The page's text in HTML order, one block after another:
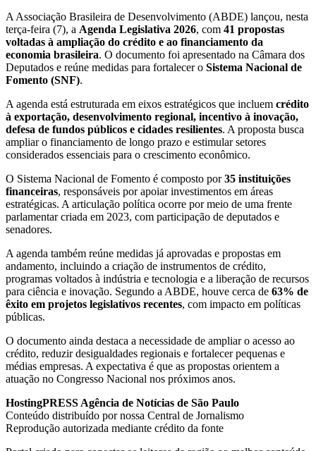
A Associação Brasileira de Desenvolvimento (ABDE) lançou, nesta
terça-feira (7), a Agenda Legislativa 2026, com 41 propostas
voltadas à ampliação do crédito e ao financiamento da
economia brasileira. O documento foi apresentado na Câmara dos
Deputados e reúne medidas para fortalecer o Sistema Nacional de
Fomento (SNF).
A agenda está estruturada em eixos estratégicos que incluem crédito
à exportação, desenvolvimento regional, incentivo à inovação,
defesa de fundos públicos e cidades resilientes. A proposta busca
ampliar o financiamento de longo prazo e estimular setores
considerados essenciais para o crescimento econômico.
O Sistema Nacional de Fomento é composto por35 instituições
financeiras, responsáveis por apoiar investimentos em áreas
estratégicas. A articulação política ocorre por meio de uma frente
parlamentar criada em 2023, com participação de deputados e
senadores.
A agenda também reúne medidas já aprovadas e propostas em
andamento, incluindo a criação de instrumentos de crédito,
programas voltados à indústria e tecnologia e a liberação de recursos
para ciência e inovação. Segundo a ABDE, houve cerca de 63% de
êxito em projetos legislativos recentes, com impacto em políticas
públicas.
O documento ainda destaca a necessidade de ampliar o acesso ao
crédito, reduzir desigualdades regionais e fortalecer pequenas e
médias empresas. A expectativa é que as propostas orientem a
atuação no Congresso Nacional nos próximos anos.
HostingPRESS Agência de Notícias de São Paulo
Conteúdo distribuído por nossa Central de Jornalismo
Reprodução autorizada mediante crédito da fonte